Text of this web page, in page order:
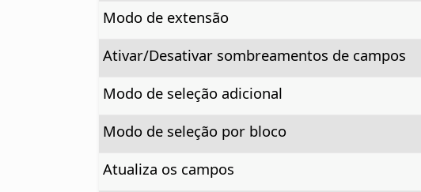
Modo de extensão
Ativar/Desativar sombreamentos de campos
Modo de seleção adicional
Modo de seleção por bloco
Atualiza os campos